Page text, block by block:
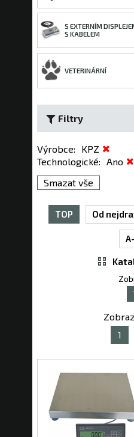
S EXTERNÍM
S KABELEM
VETERINÁRNÍ
Filtry
Výrobce:
KPZ
Technologické: Ano
Smazat vše
TOP Od
1